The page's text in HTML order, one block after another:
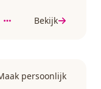
Bekijk
persoonlijk